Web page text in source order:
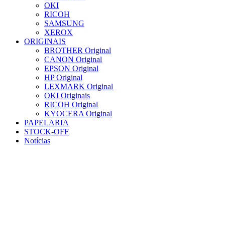
OKI
RICOH
SAMSUNG
XEROX
ORIGINAIS
BROTHER Original
CANON Original
EPSON Original
HP Original
LEXMARK Original
OKI Originais
RICOH Original
KYOCERA Original
PAPELARIA
STOCK-OFF
Notícias